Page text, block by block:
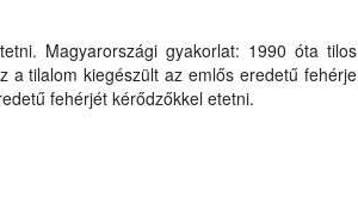
Magyarországi gyakorlat: 1990 óta tilos
a tilalom kiegészült az emlős eredetű fehérje
fehérjét kérődzőkkel etetni.